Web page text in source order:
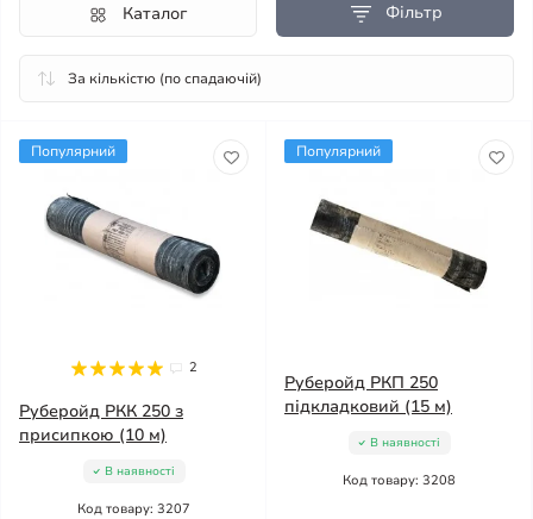
Фільтр
Каталог
Популярний
2
Руберойд РКК 250 з
присипкою (10 м)
В наявності
Код товару: 3207
Популярний
Руберойд РКП 250
підкладковий (15 м)
В наявності
Код товару: 3208